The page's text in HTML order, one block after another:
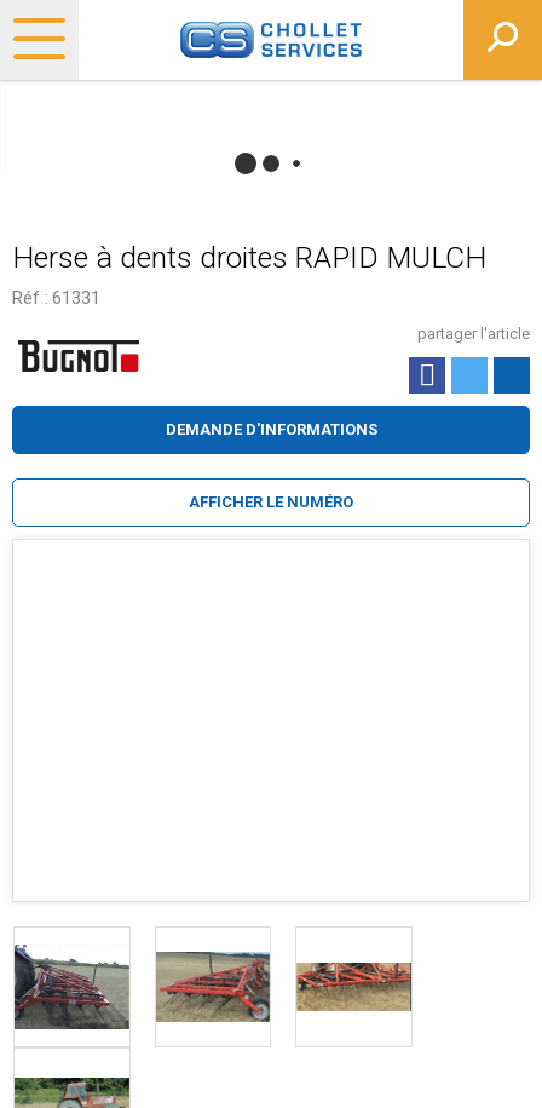
Herse à dents droites RAPID MULCH
Réf : 61331
partager l'article
DEMANDE D'INFORMATIONS
AFFICHER LE NUMÉRO